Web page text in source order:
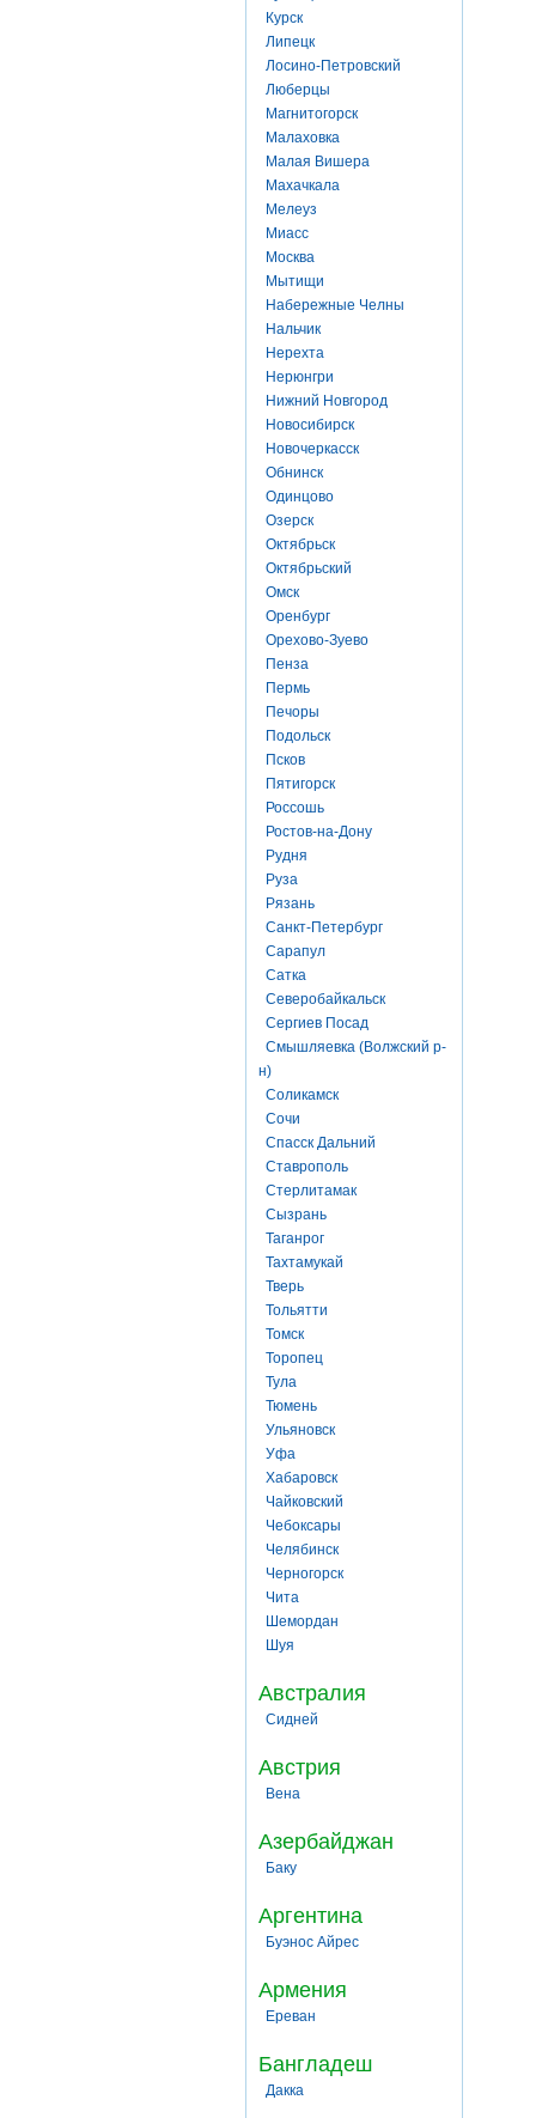
Курск
Липецк
Лосино-Петровский
Люберцы
Магнитогорск
Малаховка
Малая Вишера
Махачкала
Мелеуз
Миасс
Москва
Мытищи
Набережные Челны
Нальчик
Нерехта
Нерюнгри
Нижний Новгород
Новосибирск
Новочеркасск
Обнинск
Одинцово
Озерск
Октябрьск
Октябрьский
Омск
Оренбург
Орехово-Зуево
Пенза
Пермь
Печоры
Подольск
Псков
Пятигорск
Россошь
Ростов-на-Дону
Рудня
Руза
Рязань
Санкт-Петербург
Сарапул
Сатка
Северобайкальск
Сергиев Посад
Смышляевка (Волжский р-
н)
Соликамск
Сочи
Спасск Дальний
Ставрополь
Стерлитамак
Сызрань
Таганрог
Тахтамукай
Тверь
Тольятти
Томск
Торопец
Тула
Тюмень
Ульяновск
Уфа
Хабаровск
Чайковский
Чебоксары
Челябинск
Черногорск
Чита
Шемордан
Шуя
Австралия
Сидней
Австрия
Вена
Азербайджан
Баку
Аргентина
Буэнос Айрес
Армения
Ереван
Бангладеш
Дакка